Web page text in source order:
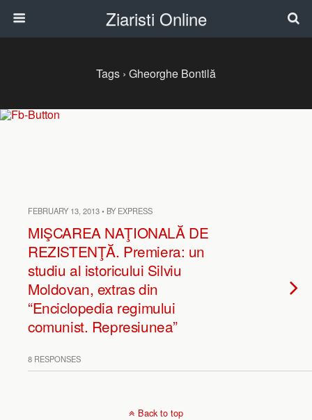
Ziaristi Online
Tags › Gheorghe Bontilă
FEBRUARY 13, 2013 • BY EXPRESS
MIŞCAREA NAŢIONALĂ DE
REZISTENŢĂ. Premiera: un
studiu al istoricului Silviu
Moldovan, extras din
“Enciclopedia regimului
comunist. Represiunea”
8 RESPONSES
Back to top